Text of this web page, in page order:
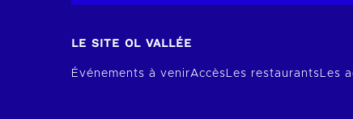
LE SITE OL VALLÉE
Événements à venirAccèsLes restaurantsLes